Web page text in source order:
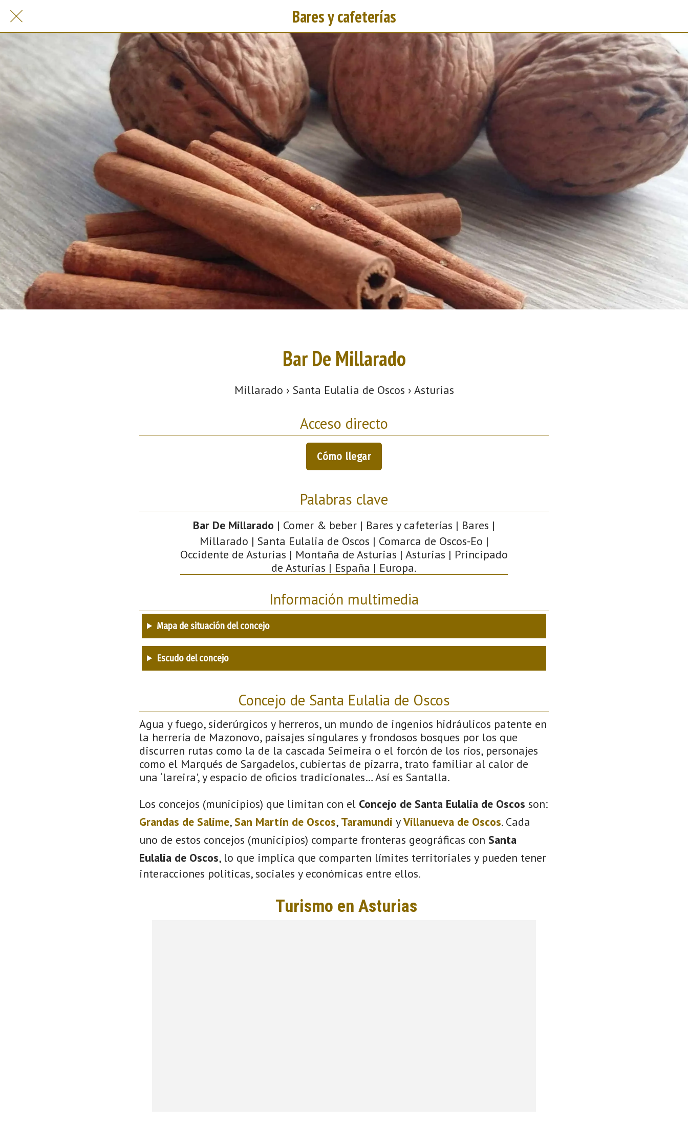
Bares y cafeterías
Bar De Millarado
Millarado › Santa Eulalia de Oscos › Asturias
Acceso directo
Cómo llegar
Palabras clave
Bar De Millarado | Comer & beber | Bares y cafeterías | Bares |
Millarado | Santa Eulalia de Oscos | Comarca de Oscos-Eo |
Occidente de Asturias | Montaña de Asturias | Asturias | Principado
de Asturias | España | Europa.
Información multimedia
Mapa de situación del concejo
Escudo del concejo
Concejo de Santa Eulalia de Oscos
Agua y fuego, siderúrgicos y herreros, un mundo de ingenios hidráulicos patente en
la herrería de Mazonovo, paisajes singulares y frondosos bosques por los que
discurren rutas como la de la cascada Seimeira o el forcón de los ríos, personajes
como el Marqués de Sargadelos, cubiertas de pizarra, trato familiar al calor de
una ‘lareira', y espacio de oficios tradicionales… Así es Santalla.
Los concejos (municipios) que limitan con el Concejo de Santa Eulalia de Oscos son:
Grandas de Salime,San Martín de Oscos, Taramundi yVillanueva de Oscos. Cada
uno de estos concejos (municipios) comparte fronteras geográficas con Santa
Eulalia de Oscos, lo que implica que comparten límites territoriales y pueden tener
interacciones políticas, sociales y económicas entre ellos.